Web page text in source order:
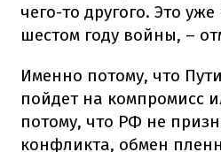
чего-то другого. Это
шестом году войны, –
Именно потому, что
пойдет на компромисс
потому, что РФ не
конфликта, обмен